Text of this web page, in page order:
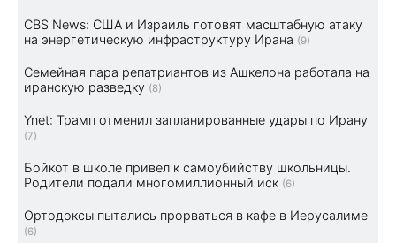
CBS News: США и Израиль готовят масштабную атаку
на энергетическую инфраструктуру Ирана (9)
Семейная пара репатриантов из Ашкелона работала на
иранскую разведку (8)
Ynet: Трамп отменил запланированные удары по Ирану
(7)
Бойкот в школе привел к самоубийству школьницы.
Родители подали многомиллионный иск (6)
Ортодоксы пытались прорваться в кафе в Иерусалиме
(6)